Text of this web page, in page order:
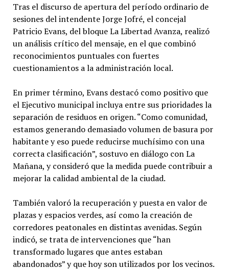
Tras el discurso de apertura del período ordinario de
sesiones del intendente Jorge Jofré, el concejal
Patricio Evans, del bloque La Libertad Avanza, realizó
un análisis crítico del mensaje, en el que combinó
reconocimientos puntuales con fuertes
cuestionamientos a la administración local.
En primer término, Evans destacó como positivo que
el Ejecutivo municipal incluya entre sus prioridades la
separación de residuos en origen. “Como comunidad,
estamos generando demasiado volumen de basura por
habitante y eso puede reducirse muchísimo con una
correcta clasificación”, sostuvo en diálogo con La
Mañana, y consideró que la medida puede contribuir a
mejorar la calidad ambiental de la ciudad.
También valoró la recuperación y puesta en valor de
plazas y espacios verdes, así como la creación de
corredores peatonales en distintas avenidas. Según
indicó, se trata de intervenciones que “han
transformado lugares que antes estaban
abandonados” y que hoy son utilizados por los vecinos.